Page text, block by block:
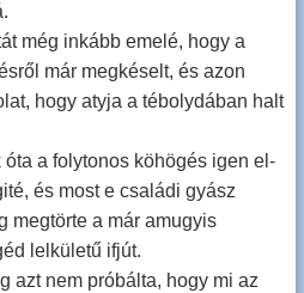
még inkább emelé, hogy a
már megkéselt, és azon
hogy atyja a tébolydában halt
óta a folytonos köhögés igen el-
és most e családi gyász
megtörte a már amugyis
lelkületű ifjút.
azt nem próbálta, hogy mi az